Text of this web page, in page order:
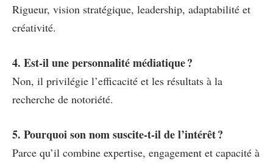
Rigueur, vision stratégique, leadership, adaptabilité et
créativité.
4. Est-il une personnalité médiatique ?
Non, il privilégie l’efficacité et les résultats à la
recherche de notoriété.
5. Pourquoi son nom suscite-t-il de l’intérêt ?
Parce qu’il combine expertise, engagement et capacité à